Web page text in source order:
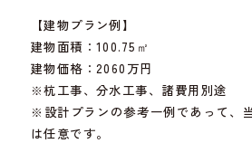
【建物プラン例】
建物面積：100.75㎡
建物価格：2060万円
※杭工事、分水工事、諸費用別途
※設計プランの参考一例であって、
は任意です。